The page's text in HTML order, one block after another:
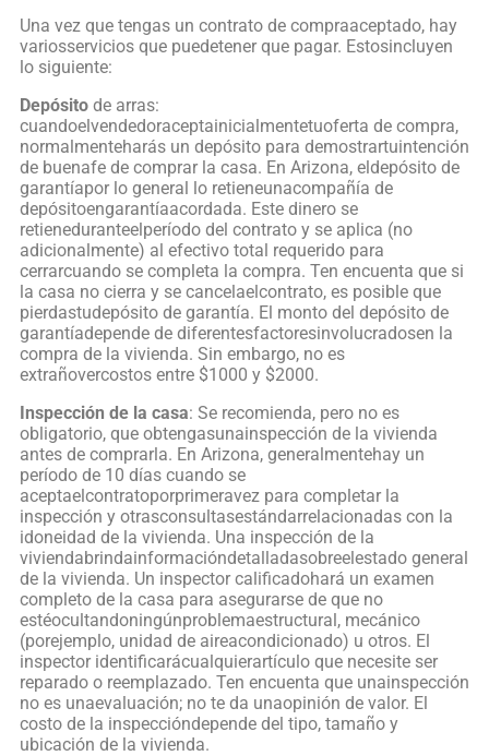
Una vez que tengas un contrato de compraaceptado, hay
variosservicios que puedetener que pagar. Estosincluyen
lo siguiente:
Depósito de arras:
cuandoelvendedoraceptainicialmentetuoferta de compra,
normalmenteharás un depósito para demostrartuintención
de buenafe de comprar la casa. En Arizona, eldepósito de
garantíapor lo general lo retieneunacompañía de
depósitoengarantíaacordada. Este dinero se
retieneduranteelperíodo del contrato y se aplica (no
adicionalmente) al efectivo total requerido para
cerrarcuando se completa la compra. Ten encuenta que si
la casa no cierra y se cancelaelcontrato, es posible que
pierdastudepósito de garantía. El monto del depósito de
garantíadepende de diferentesfactoresinvolucradosen la
compra de la vivienda. Sin embargo, no es
extrañovercostos entre $1000 y $2000.
Inspección de la casa: Se recomienda, pero no es
obligatorio, que obtengasunainspección de la vivienda
antes de comprarla. En Arizona, generalmentehay un
período de 10 días cuando se
aceptaelcontratoporprimeravez para completar la
inspección y otrasconsultasestándarrelacionadas con la
idoneidad de la vivienda. Una inspección de la
viviendabrindainformacióndetalladasobreelestado general
de la vivienda. Un inspector calificadohará un examen
completo de la casa para asegurarse de que no
estéocultandoningúnproblemaestructural, mecánico
(porejemplo, unidad de aireacondicionado) u otros. El
inspector identificarácualquierartículo que necesite ser
reparado o reemplazado. Ten encuenta que unainspección
no es unaevaluación; no te da unaopinión de valor. El
costo de la inspeccióndepende del tipo, tamaño y
ubicación de la vivienda.